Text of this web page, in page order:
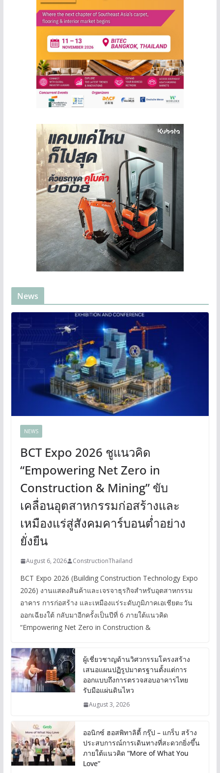
News
NEWS
BCT Expo 2026 ชูแนวคิด
“Empowering Net Zero in
Construction & Mining” ขับ
เคลื่อนอุตสาหกรรมก่อสร้างและ
เหมืองแร่สู่สังคมคาร์บอนต่ำอย่าง
ยั่งยืน
August 6, 2026 ConstructionThailand
BCT Expo 2026 (Building Construction Technology Expo
2026) งานแสดงสินค้าและเจรจาธุรกิจสำหรับอุตสาหกรรม
อาคาร การก่อสร้าง และเหมืองแร่ระดับภูมิภาคเอเชียตะวัน
ออกเฉียงใต้ กลับมาอีกครั้งเป็นปีที่ 6 ภายใต้แนวคิด
“Empowering Net Zero in Construction &
ผู้เชี่ยวชาญด้านวิศวกรรมโครงสร้าง
เสนอแผนปฏิรูปมาตรฐานตั้งแต่การ
ออกแบบถึงการตรวจสอบอาคารไทย
รับมือแผ่นดินไหว
August 3, 2026
ออนิกซ์ ฮอสพิทาลิตี้ กรุ๊ป – แกร็บ สร้าง
ประสบการณ์การเดินทางที่สะดวกยิ่งขึ้น
ภายใต้แนวคิด “More of What You
Love”